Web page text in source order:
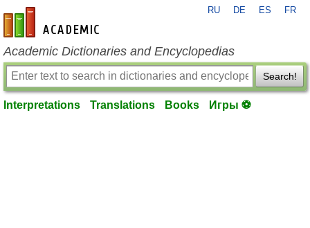
en-academic.com
RU DE ES FR
Academic Dictionaries and Encyclopedias
Search!
Interpretations Translations Books Игры ⚽